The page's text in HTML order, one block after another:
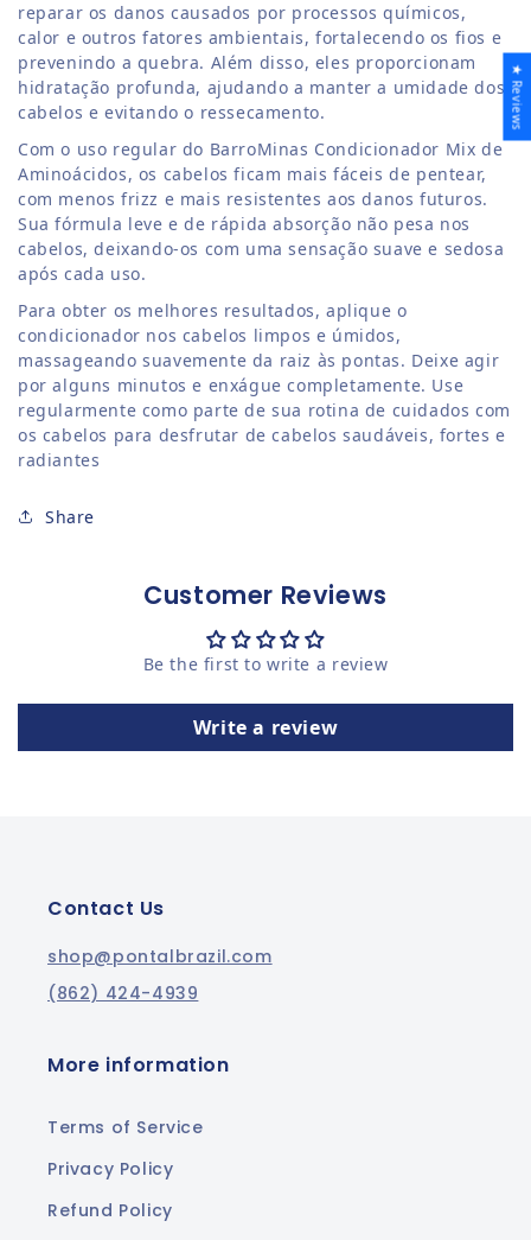
reparar os danos causados ​​por processos químicos,
calor e outros fatores ambientais, fortalecendo os fios e
prevenindo a quebra. Além disso, eles proporcionam
hidratação profunda, ajudando a manter a umidade dos
cabelos e evitando o ressecamento.
Com o uso regular do BarroMinas Condicionador Mix de
Aminoácidos, os cabelos ficam mais fáceis de pentear,
com menos frizz e mais resistentes aos danos futuros.
Sua fórmula leve e de rápida absorção não pesa nos
cabelos, deixando-os com uma sensação suave e sedosa
após cada uso.
Para obter os melhores resultados, aplique o
condicionador nos cabelos limpos e úmidos,
massageando suavemente da raiz às pontas. Deixe agir
por alguns minutos e enxágue completamente. Use
regularmente como parte de sua rotina de cuidados com
os cabelos para desfrutar de cabelos saudáveis, fortes e
radiantes
Share
Customer Reviews
Be the first to write a review
Write a review
Contact Us
shop@pontalbrazil.com
(862) 424-4939
More information
Terms of Service
Privacy Policy
Refund Policy
★ Reviews